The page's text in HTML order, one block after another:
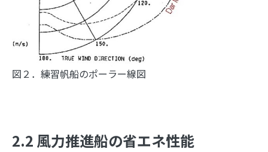
図２．練習帆船のポーラー線図
2.2 風力推進船の省エネ性能